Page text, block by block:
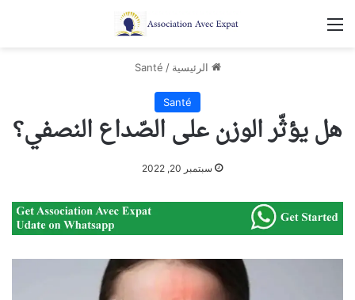
القائمة
الرئيسية /
Santé
Santé
هل يؤثّر الوزن على الصّداع النصفي؟
سبتمبر 20, 2022